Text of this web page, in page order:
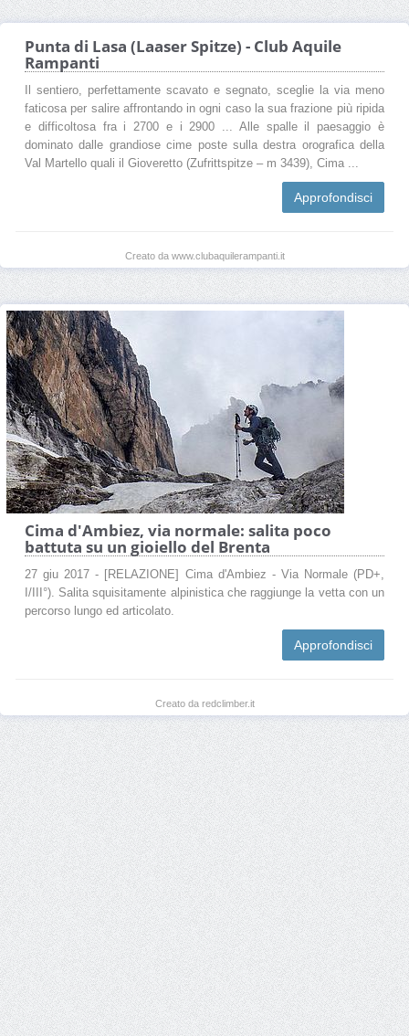
Punta di Lasa (Laaser Spitze) - Club Aquile
Rampanti
Il sentiero, perfettamente scavato e segnato, sceglie la via meno
faticosa per salire affrontando in ogni caso la sua frazione più ripida
e difficoltosa fra i 2700 e i 2900 ... Alle spalle il paesaggio è
dominato dalle grandiose cime poste sulla destra orografica della
Val Martello quali il Gioveretto (Zufrittspitze – m 3439), Cima ...
Approfondisci
Creato da www.clubaquilerampanti.it
Cima d'Ambiez, via normale: salita poco
battuta su un gioiello del Brenta
27 giu 2017 - [RELAZIONE] Cima d'Ambiez - Via Normale (PD+,
I/III°). Salita squisitamente alpinistica che raggiunge la vetta con un
percorso lungo ed articolato.
Approfondisci
Creato da redclimber.it